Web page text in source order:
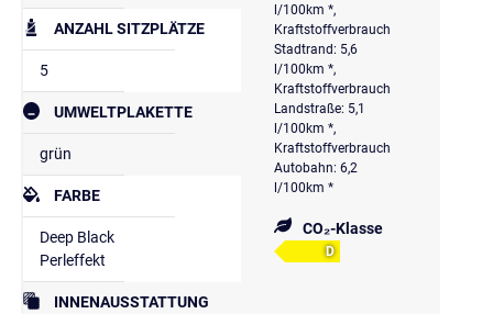
ANZAHL SITZPLÄTZE
5
UMWELTPLAKETTE
grün
FARBE
Deep Black
Perleffekt
INNENAUSSTATTUNG
l/100km *,
Kraftstoffverbrauch
Stadtrand: 5,6
l/100km *,
Kraftstoffverbrauch
Landstraße: 5,1
l/100km *,
Kraftstoffverbrauch
Autobahn: 6,2
l/100km *
CO₂-Klasse
D